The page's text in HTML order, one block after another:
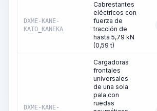
DXME-KANE-
KATO_KANEKA
Cabrestantes
eléctricos con
fuerza de
tracción de
hasta 5,79 kN
(0,59 t)
DXME-KANE-
Cargadoras
frontales
universales
de una sola
pala con
ruedas